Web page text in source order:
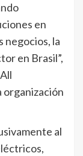
en
negocios, la
en Brasil”,
organización
al